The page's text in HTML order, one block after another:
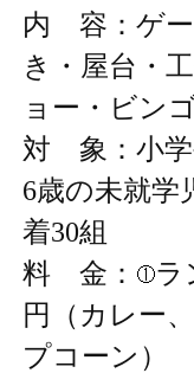
内 容：ゲ
き・屋台・
ョー・ビン
対 象：小学
6歳の未就学
着30組
料 金：
ラ
円（カレー
プコーン）